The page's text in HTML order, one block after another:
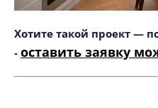
Хотите такой проект —
- оставить заявку